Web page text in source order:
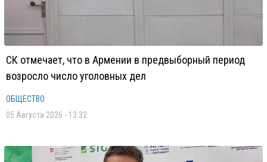
СК отмечает, что в Армении в предвыборный период
возросло число уголовных дел
ОБЩЕСТВО
05 Августа 2026 - 13:32